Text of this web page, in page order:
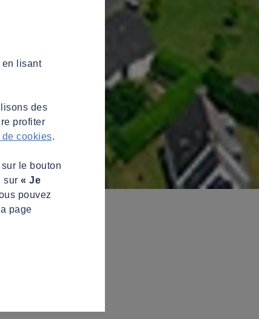
en lisant
des
profiter
de cookies.
le bouton
sur « Je
pouvez
page